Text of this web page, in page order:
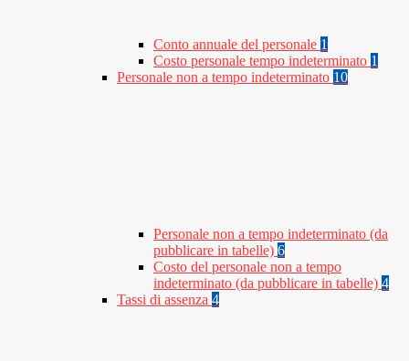
Conto annuale del personale 1
Costo personale tempo indeterminato 1
Personale non a tempo indeterminato 10
Personale non a tempo indeterminato (da
pubblicare in tabelle) 6
Costo del personale non a tempo
indeterminato (da pubblicare in tabelle) 4
Tassi di assenza 4